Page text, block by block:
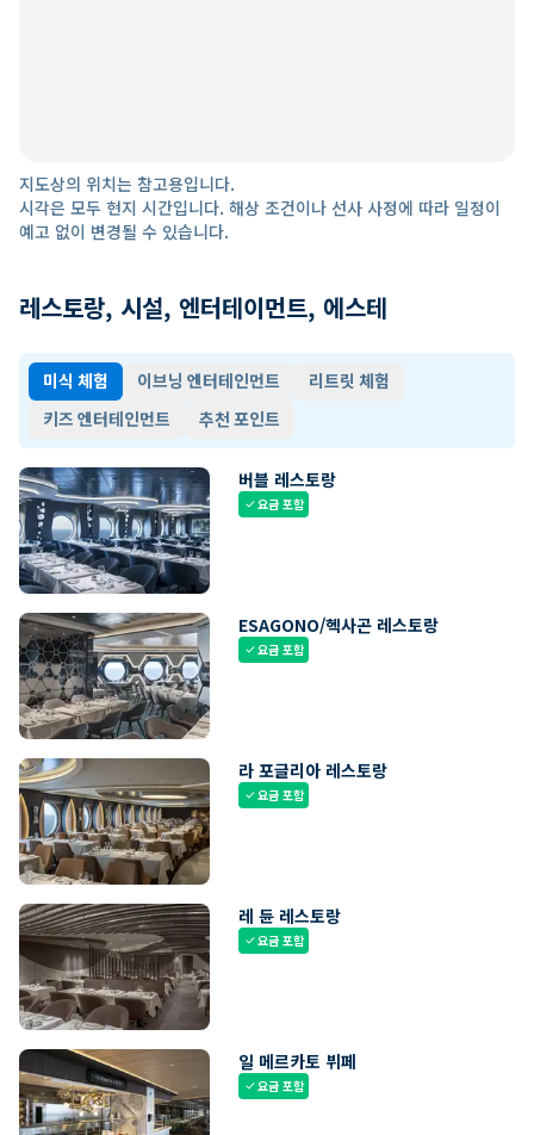
지도상의 위치는 참고용입니다.
시각은 모두 현지 시간입니다. 해상 조건이나 선사 사정에 따라 일정이
예고 없이 변경될 수 있습니다.
레스토랑, 시설, 엔터테이먼트, 에스테
미식 체험 이브닝 엔터테인먼트
리트릿 체험
키즈 엔터테인먼트
추천 포인트
버블 레스토랑
check요금 포함
ESAGONO/헥사곤 레스토랑
check요금 포함
라 포글리아 레스토랑
check요금 포함
레 듄 레스토랑
check요금 포함
일 메르카토 뷔페
check요금 포함